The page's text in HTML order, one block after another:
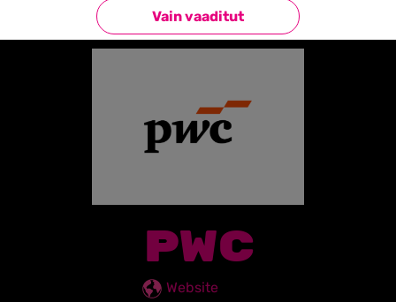
Vain vaaditutTakaisin kumppaneihin
PWC
Website